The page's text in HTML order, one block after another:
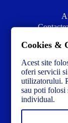
Cookies &
Acest site
oferi servicii
utilizatorului.
sau poti folosi
individual.